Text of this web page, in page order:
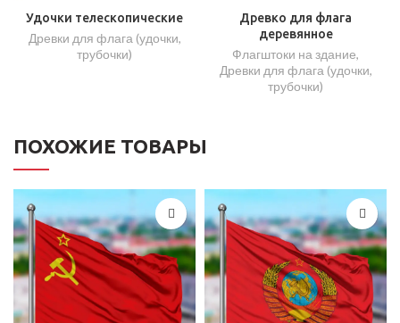
Удочки телескопические
Древки для флага (удочки,
трубочки)
Древко для флага
деревянное
Флагштоки на здание,
Древки для флага (удочки,
трубочки)
ПОХОЖИЕ ТОВАРЫ